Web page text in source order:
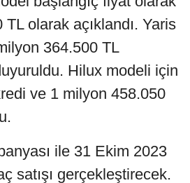
olarak açıklandı. Yaris
364.500 TL
Hilux modeli için
ve 1 milyon 458.050
ile 31 Ekim 2023
satışı gerçekleştirecek.